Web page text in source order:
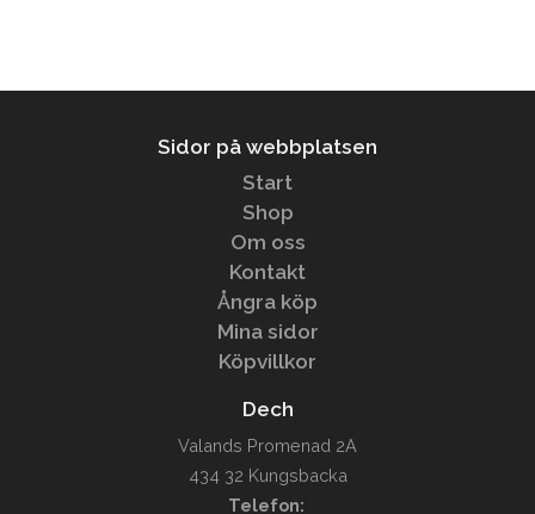
Sidor på webbplatsen
Start
Shop
Om oss
Kontakt
Ångra köp
Mina sidor
Köpvillkor
Dech
Valands Promenad 2A
434 32 Kungsbacka
Telefon: